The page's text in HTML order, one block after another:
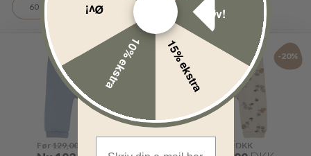
60
-20%
Før129,00
-20%
DKK
Øv!
15% ekstra
10% ekstra
Øv!